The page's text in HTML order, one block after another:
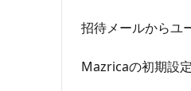
招待メールからユ
Mazricaの初期設